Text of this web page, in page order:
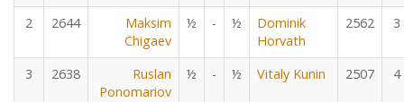
2 2644
Maksim
Chigaev
½ - ½
Dominik
Horvath
2562 3
3 2638
Ruslan
Ponomariov
½ - ½ Vitaly Kunin 2507 4